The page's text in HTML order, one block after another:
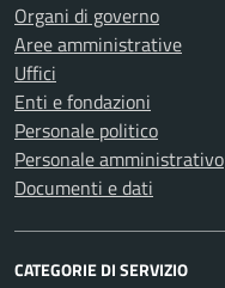
Organi di governo
Aree amministrative
Uffici
Enti e fondazioni
Personale politico
Personale amministrativo
Documenti e dati
CATEGORIE DI SERVIZIO